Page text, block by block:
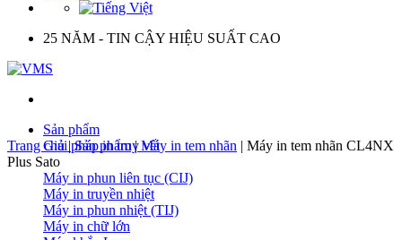
25 NĂM - TIN CẬY HIỆU SUẤT CAO
Sản phẩm
Giải pháp in truy vết
Máy in phun liên tục (CIJ)
Máy in truyền nhiệt
Máy in phun nhiệt (TIJ)
Máy in chữ lớn
Trang chủ|Sản phẩm|Máy in tem nhãn | Máy in tem nhãn CL4NX
Plus Sato